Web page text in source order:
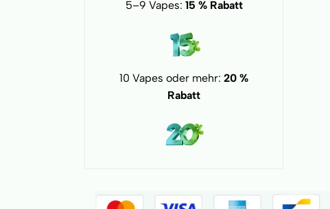
5–9 Vapes: 15 % Rabatt
10 Vapes oder mehr: 20 %
Rabatt